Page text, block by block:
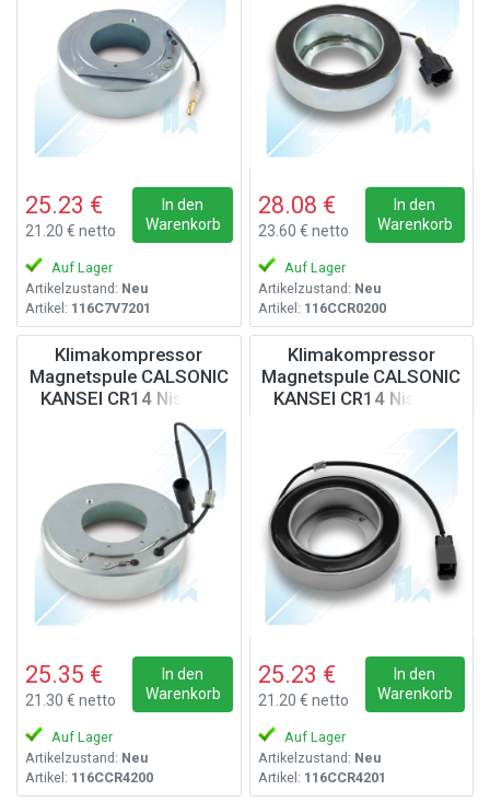
25.23 €
21.20 € netto
In den
Warenkorb
Auf Lager
Artikelzustand: Neu
Artikel: 116C7V7201
28.08 €
23.60 € netto
In den
Warenkorb
Auf Lager
Artikelzustand: Neu
Artikel: 116CCR0200
Klimakompressor
Magnetspule CALSONIC
KANSEI CR14 Nissan,
Infinity, 12V
25.35 €
21.30 € netto
In den
Warenkorb
Auf Lager
Artikelzustand: Neu
Artikel: 116CCR4200
Klimakompressor
Magnetspule CALSONIC
KANSEI CR14 Nissan,
25.23 €
21.20 € netto
In den
Warenkorb
Auf Lager
Artikelzustand: Neu
Artikel: 116CCR4201